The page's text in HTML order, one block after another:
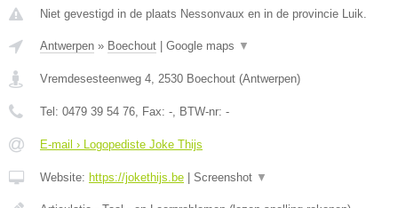
Niet gevestigd in de plaats Nessonvaux en in de provincie Luik.
Antwerpen » Boechout Google maps ▼
Vremdesesteenweg 4 2530 Boechout (Antwerpen)
Tel: 0479 39 54 76 , Fax: - , BTW-nr: -
E-mail › Logopediste Joke Thijs
Website: https://jokethijs.be Screenshot ▼